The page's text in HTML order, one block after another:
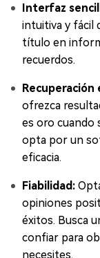
Interfaz
intuitiva y fácil
título en
recuerdos.
Recuperación
ofrezca
es oro cuando
opta por un
eficacia.
Fiabilidad:
opiniones
éxitos. Busca
confiar para
necesites.